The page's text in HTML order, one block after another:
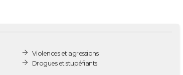
Violences et agressions
Drogues et stupéfiants